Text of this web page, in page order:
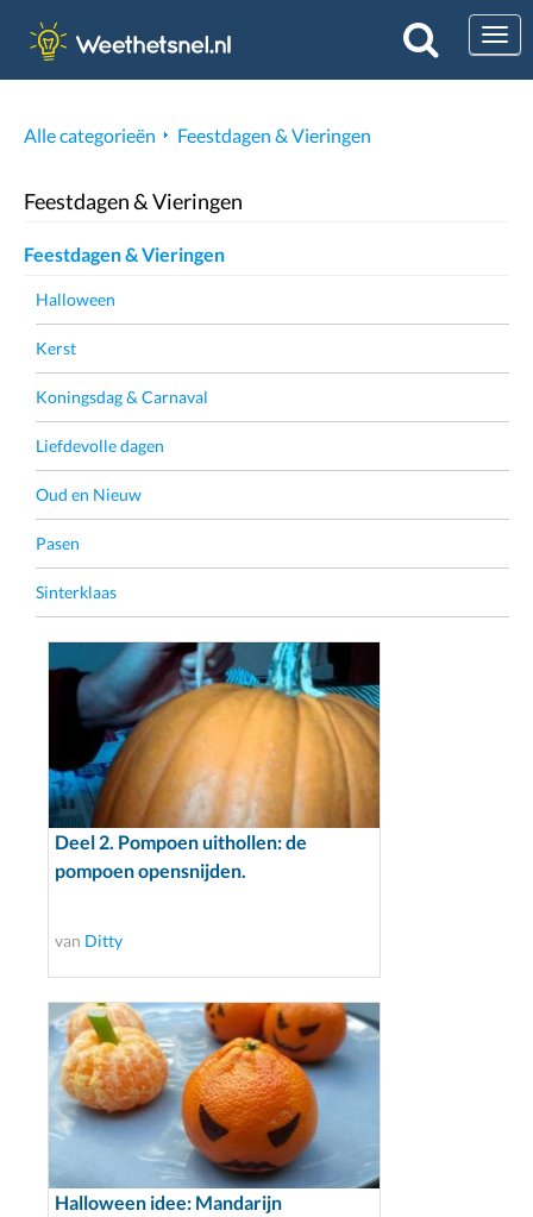
Alle categorieën Feestdagen & Vieringen
Feestdagen & Vieringen
Feestdagen & Vieringen
Halloween
Kerst
Koningsdag & Carnaval
Liefdevolle dagen
Oud en Nieuw
Pasen
Sinterklaas
Deel 2. Pompoen uithollen: de
pompoen opensnijden.
van Ditty
Halloween idee: Mandarijn